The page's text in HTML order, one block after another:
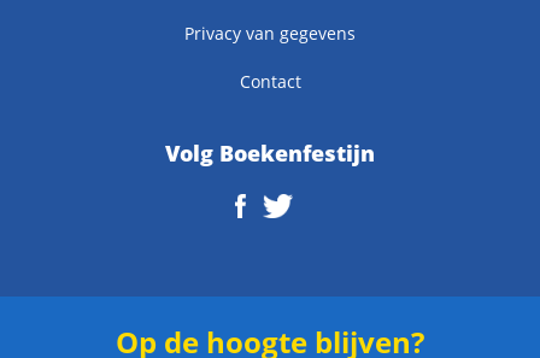
Privacy van gegevens
Contact
Volg Boekenfestijn
Op de hoogte blijven?